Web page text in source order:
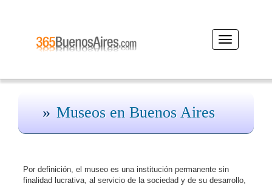
Desplegar
navegación
Museos en Buenos Aires
Por definición, el museo es una institución permanente sin
finalidad lucrativa, al servicio de la sociedad y de su desarrollo,